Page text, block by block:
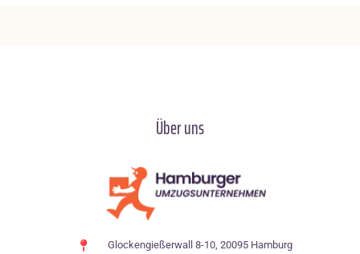
Über uns
Glockengießerwall 8-10, 20095 Hamburg